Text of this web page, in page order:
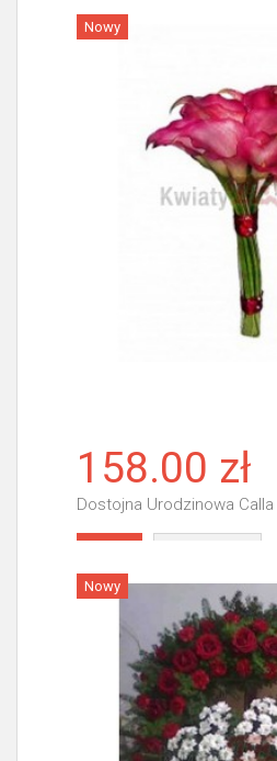
Nowy
158.00 zł
Dostojna Urodzinowa Calla
Nowy